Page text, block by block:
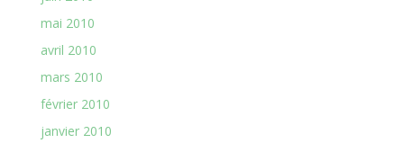
mai 2010
avril 2010
mars 2010
février 2010
janvier 2010